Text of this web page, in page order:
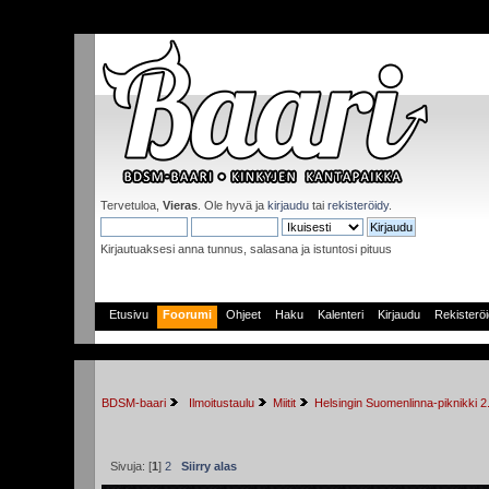
Tervetuloa,Vieras . Ole hyvä jakirjaudu tairekisteröidy.
Kirjautuaksesi anna tunnus, salasana ja istuntosi pituus
Etusivu Foorumi Ohjeet Haku Kalenteri Kirjaudu
BDSM-baari Ilmoitustaulu Miitit Helsingin Suomenlinna-piknikki
Sivuja: [1]2 Siirry alas